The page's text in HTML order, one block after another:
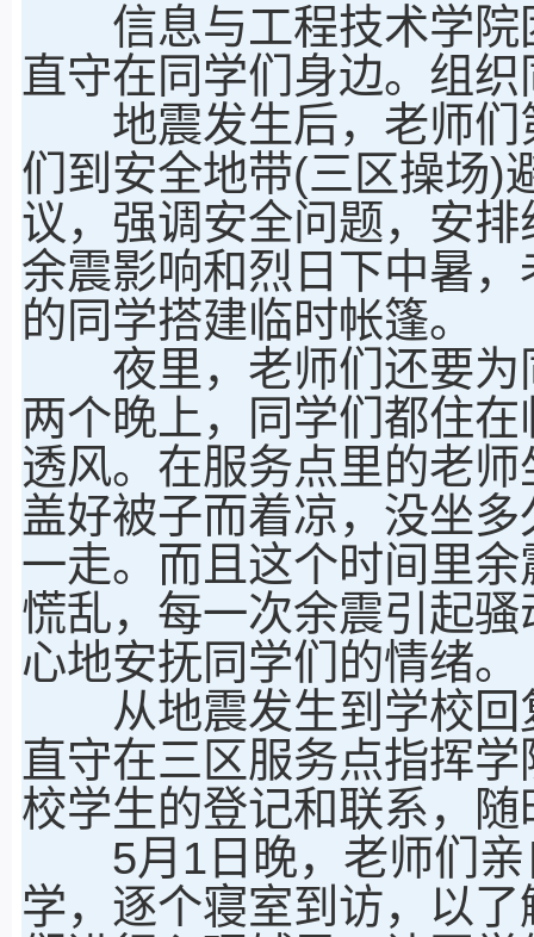
信息与工程技术学院
直守在同学们身边。组
地震发生后，老师们
们到安全地带(三区操场)
议，强调安全问题，安
余震影响和烈日下中暑
的同学搭建临时帐篷。
夜里，老师们还要为
两个晚上，同学们都住
透风。在服务点里的老
盖好被子而着凉，没坐
一走。而且这个时间里
慌乱，每一次余震引起
心地安抚同学们的情绪。
从地震发生到学校回
直守在三区服务点指挥
校学生的登记和联系，
5月1日晚，老师们亲
学，逐个寝室到访，以